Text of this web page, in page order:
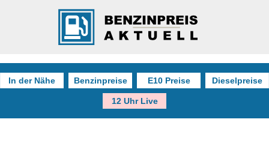
In der Nähe Benzinpreise E10 Preise Dieselpreise
12 Uhr Live